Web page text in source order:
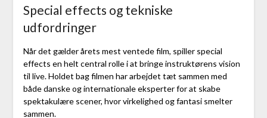
Special effects og tekniske
udfordringer
Når det gælder årets mest ventede film, spiller special
effects en helt central rolle i at bringe instruktørens vision
til live. Holdet bag filmen har arbejdet tæt sammen med
både danske og internationale eksperter for at skabe
spektakulære scener, hvor virkelighed og fantasi smelter
sammen.